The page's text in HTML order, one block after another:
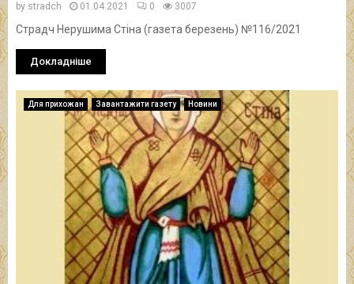
by stradch 01.04.2021 0 3007
Страдч Нерушима Стіна (газета березень) №116/2021
Докладніше
Для прихожан Завантажити газету Новини